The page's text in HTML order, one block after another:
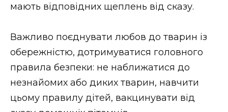
мають відповідних щеплень від сказу.
Важливо поєднувати любов до тварин із
обережністю, дотримуватися головного
правила безпеки: не наближатися до
незнайомих або диких тварин, навчити
цьому правилу дітей, вакцинувати від